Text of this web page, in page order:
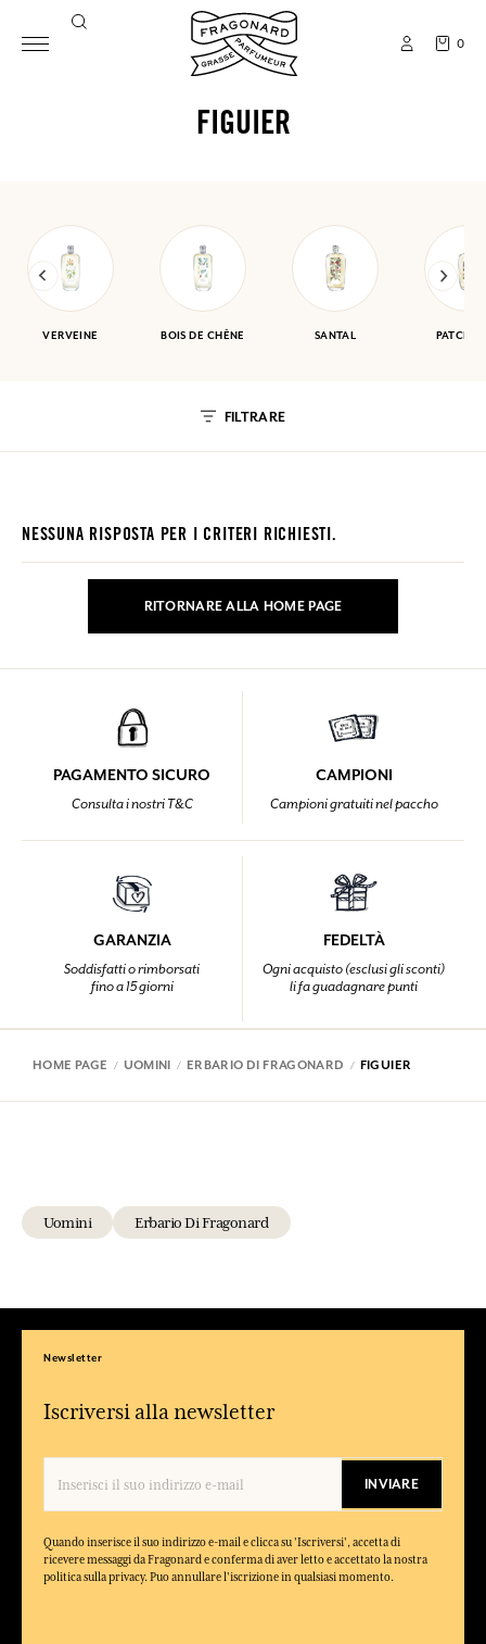
0
FIGUIER
VERVEINE BOIS DE CHÊNE SANTAL
FILTRARE
NESSUNA RISPOSTA PER I CRITERI RICHIESTI.
RITORNARE ALLA HOME PAGE
PAGAMENTO SICURO
Consulta i nostri T&C
CAMPIONI
Campioni gratuiti nel paccho
GARANZIA
Soddisfatti o rimborsati
fino a 15 giorni
FEDELTÀ
Ogni acquisto (esclusi gli sconti)
li fa guadagnare punti
HOME PAGE UOMINI ERBARIO DI FRAGONARD FIGUIER
Uomini Erbario Di Fragonard
Newsletter
Iscriversi alla newsletter
INVIARE
Quando inserisce il suo indirizzo e-mail e clicca su 'Iscriversi', accetta di
ricevere messaggi da Fragonard e conferma di aver letto e accettato la nostra
politica sulla privacy. Puo annullare l'iscrizione in qualsiasi momento.